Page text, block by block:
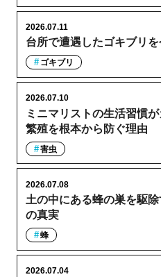
台所で遭遇したゴキブリ
2026.07.11
ゴキブリ
ミニマリストの生活習慣
繁殖を根本から防ぐ理由
2026.07.10
害虫
土の中にある蜂の巣を駆
の真実
2026.07.08
蜂
2026.07.04